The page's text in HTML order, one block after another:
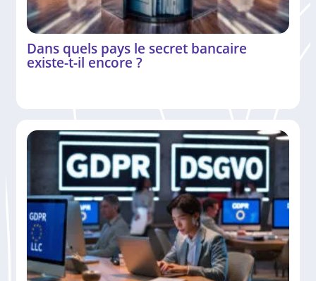
Dans quels pays le secret bancaire
existe-t-il encore ?